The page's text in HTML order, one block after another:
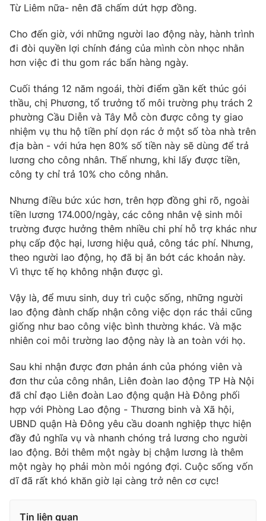
THỜI BÁO VTV
Theo dõi báo trên
Cơ quan chủ quản: Đài Truyền hình Việt Nam
Cơ quan báo chí:
Thời báo VTV
Giấy phép hoạt động báo in và báo điện tử số 483/GP-BTTTT
cấp ngày 29/12/2023
Tổng Biên tập:Vũ Thanh Thủy
Phó Tổng Biên tập:Nguyễn Thị Mỹ Hạnh, Phạm Quốc Thắng,
Nguyễn Trọng Ninh
Tổng đài VTV: 024.38 355 931 - 024.38 355 932
Ðiện thoại Thời báo VTV: 024.66 897 897
Email:toasoan@vtv.vn
Liên hệ quảng cáo:024-7300.7108
® Cấm sao chép dưới mọi hình thức nếu không có sự chấp
thuận bằng văn bản. Ghi rõ nguồn VTV.vn khi phát hành lại
thông tin từ website này.
Từ Liêm nữa- nên đã chấm dứt hợp đồng.
Cho đến giờ, với những người lao động này, hành trình
đi đòi quyền lợi chính đáng của mình còn nhọc nhằn
hơn việc đi thu gom rác bẩn hàng ngày.
Cuối tháng 12 năm ngoái, thời điểm gần kết thúc gói
thầu, chị Phương, tổ trưởng tổ môi trường phụ trách 2
phường Cầu Diễn và Tây Mỗ còn được công ty giao
nhiệm vụ thu hộ tiền phí dọn rác ở một số tòa nhà trên
địa bàn - với hứa hẹn 80% số tiền này sẽ dùng để trả
lương cho công nhân. Thế nhưng, khi lấy được tiền,
công ty chỉ trả 10% cho công nhân.
Nhưng điều bức xúc hơn, trên hợp đồng ghi rõ, ngoài
tiền lương 174.000/ngày, các công nhân vệ sinh môi
trường được hưởng thêm nhiều chi phí hỗ trợ khác như
phụ cấp độc hại, lương hiệu quả, công tác phí. Nhưng,
theo người lao động, họ đã bị ăn bớt các khoản này.
Vì thực tế họ không nhận được gì.
Vậy là, để mưu sinh, duy trì cuộc sống, những người
lao động đành chấp nhận công việc dọn rác thải cũng
giống như bao công việc bình thường khác. Và mặc
nhiên coi môi trường lao động này là an toàn với họ.
Sau khi nhận được đơn phản ánh của phóng viên và
đơn thư của công nhân, Liên đoàn lao động TP Hà Nội
đã chỉ đạo Liên đoàn Lao động quận Hà Đông phối
hợp với Phòng Lao động - Thương binh và Xã hội,
UBND quận Hà Đông yêu cầu doanh nghiệp thực hiện
đầy đủ nghĩa vụ và nhanh chóng trả lương cho người
lao động. Bởi thêm một ngày bị chậm lương là thêm
một ngày họ phải mòn mỏi ngóng đợi. Cuộc sống vốn
dĩ đã rất khó khăn giờ lại càng trở nên cơ cực!
Tin liên quan